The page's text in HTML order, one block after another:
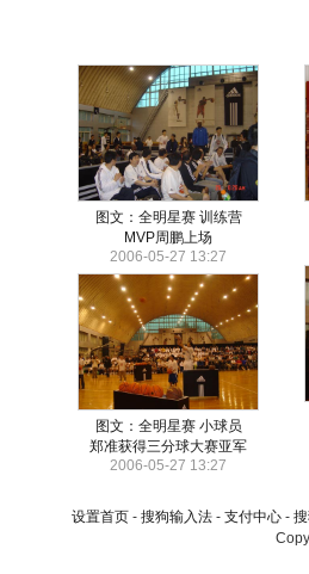
图文：全明星赛 训练营
MVP周鹏上场
2006-05-27 13:27
图文：全明星赛 小球员
郑准获得三分球大赛亚军
2006-05-27 13:27
设置首页 - 搜狗输入法 - 支付中心 -